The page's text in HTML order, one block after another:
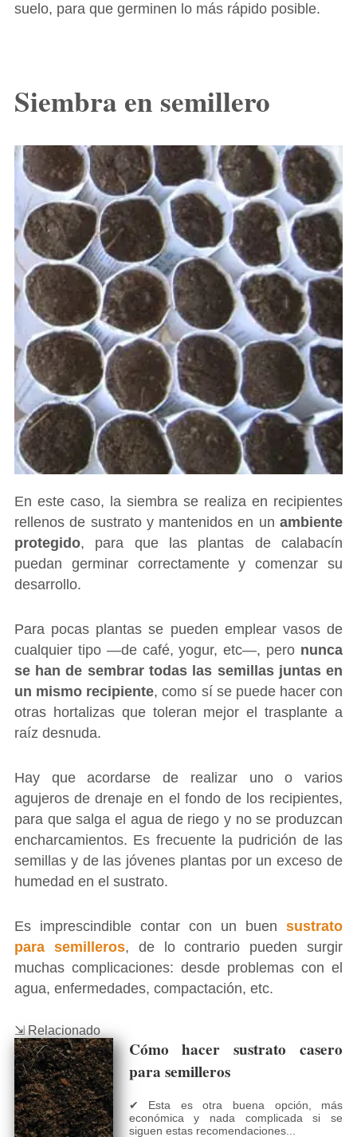
suelo, para que germinen lo más rápido posible.
Siembra en semillero
En este caso, la siembra se realiza en recipientes
rellenos de sustrato y mantenidos en unambiente
protegido, para que las plantas de calabacín
puedan germinar correctamente y comenzar su
desarrollo.
Para pocas plantas se pueden emplear vasos de
cualquier tipo ―de café, yogur, etc―, pero nunca
se han de sembrar todas las semillas juntas en
un mismo recipiente, como sí se puede hacer con
otras hortalizas que toleran mejor el trasplante a
raíz desnuda.
Hay que acordarse de realizar uno o varios
agujeros de drenaje en el fondo de los recipientes,
para que salga el agua de riego y no se produzcan
encharcamientos. Es frecuente la pudrición de las
semillas y de las jóvenes plantas por un exceso de
humedad en el sustrato.
Es imprescindible contar con un buensustrato
para semilleros, de lo contrario pueden surgir
muchas complicaciones: desde problemas con el
agua, enfermedades, compactación, etc.
⇲ Relacionado
Cómo hacer sustrato casero
para semilleros
✔ Esta es otra buena opción, más
económica y nada complicada si se
siguen estas recomendaciones...